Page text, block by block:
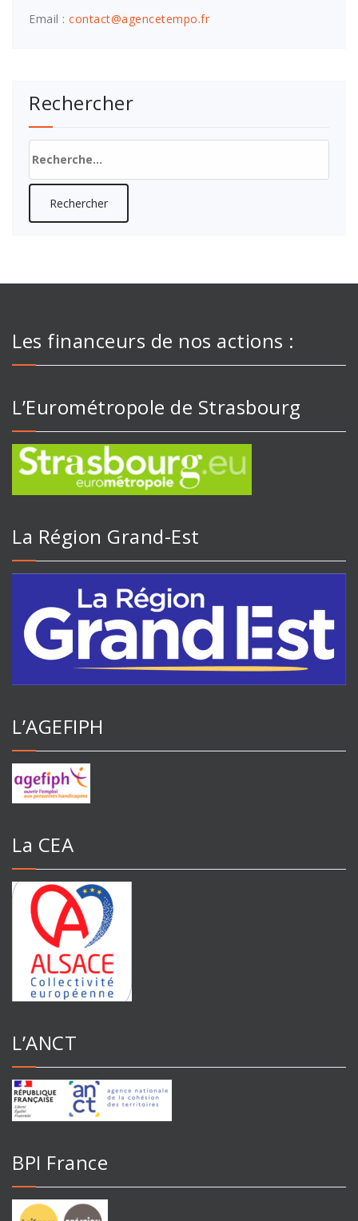
Email : contact@agencetempo.fr
Rechercher
Les financeurs de nos actions :
L’Eurométropole de Strasbourg
La Région Grand-Est
L’AGEFIPH
La CEA
L’ANCT
BPI France